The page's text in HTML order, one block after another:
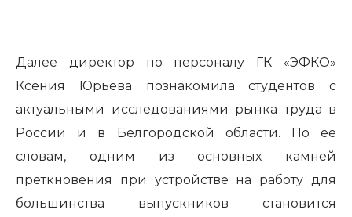
Далее директор по персоналу ГК «ЭФКО»
Ксения Юрьева познакомила студентов с
актуальными исследованиями рынка труда в
России и в Белгородской области. По ее
словам, одним из основных камней
преткновения при устройстве на работу для
большинства выпускников становится